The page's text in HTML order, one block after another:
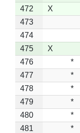
472
X
473
474
475
X
476
*
477
*
478
*
479
*
480
*
481
*